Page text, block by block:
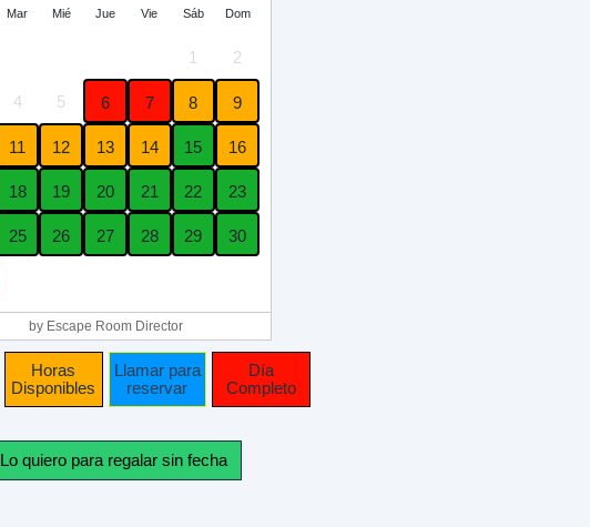
Mar Mié Jue Vie Sáb Dom
1 2
4 5 6 7 8 9
11 12 13 14 15 16
18 19 20 21 22 23
25 26 27 28 29 30
by Escape Room Director
Horas
Disponibles
Llamar para
reservar
Día
Completo
Lo quiero para regalar sin fecha